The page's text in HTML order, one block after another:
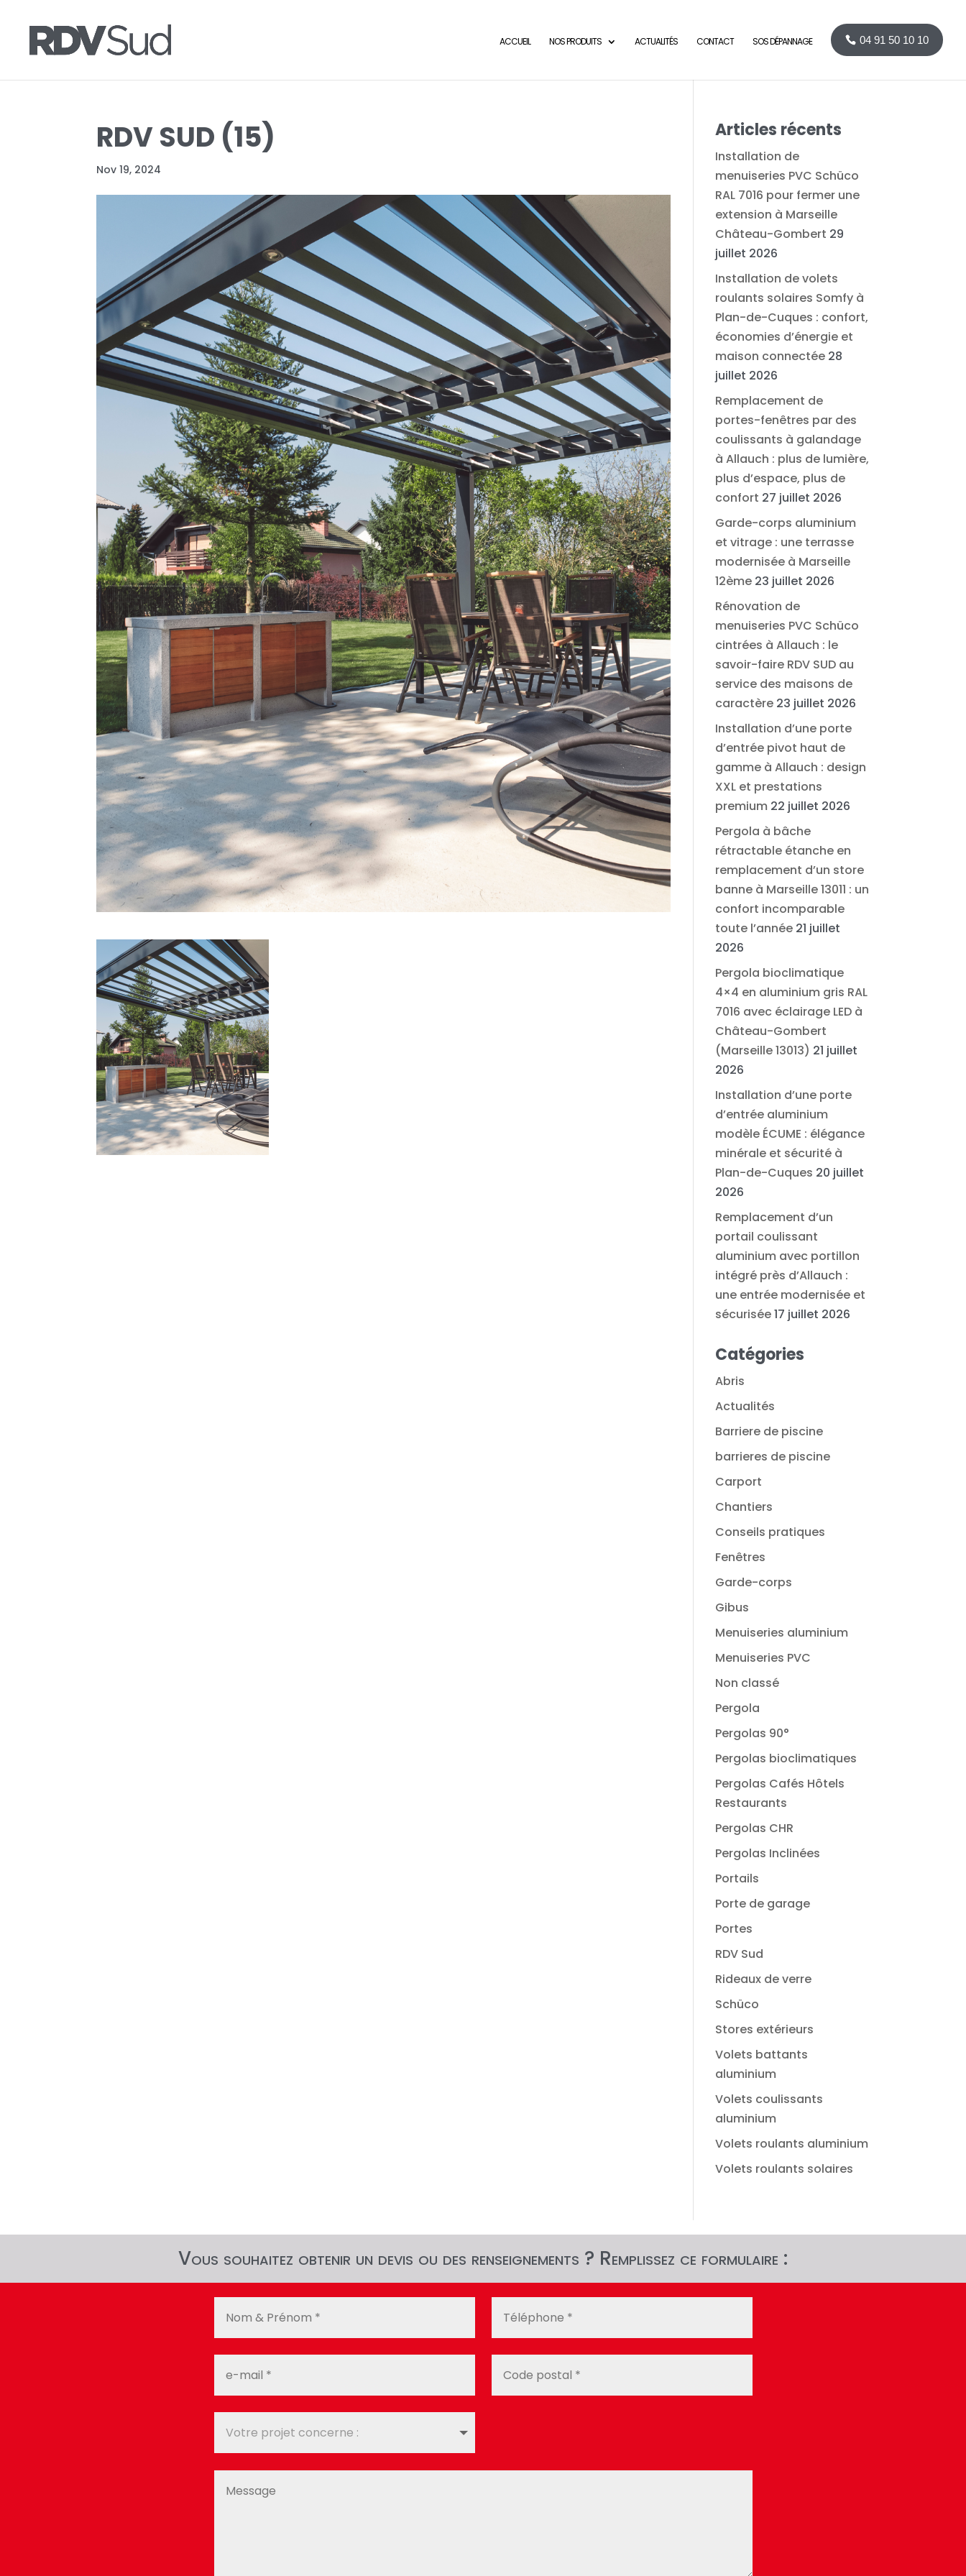
ACCUEIL NOS PRODUITS ACTUALITÉS CONTACT SOS DÉPANNAGE 04 91 50 10 10
RDV SUD (15)
Nov 19, 2024
Articles récents
Installation de
menuiseries PVC Schüco
RAL 7016 pour fermer une
extension à Marseille
Château-Gombert 29
juillet 2026
Installation de volets
roulants solaires Somfy à
Plan-de-Cuques : confort,
économies d’énergie et
maison connectée 28
juillet 2026
Remplacement de
portes-fenêtres par des
coulissants à galandage
à Allauch : plus de lumière,
plus d’espace, plus de
confort 27 juillet 2026
Garde-corps aluminium
et vitrage : une terrasse
modernisée à Marseille
12ème 23 juillet 2026
Rénovation de
menuiseries PVC Schüco
cintrées à Allauch : le
savoir-faire RDV SUD au
service des maisons de
caractère 23 juillet 2026
Installation d’une porte
d’entrée pivot haut de
gamme à Allauch : design
XXL et prestations
premium 22 juillet 2026
Pergola à bâche
rétractable étanche en
remplacement d’un store
banne à Marseille 13011 : un
confort incomparable
toute l’année 21 juillet
2026
Pergola bioclimatique
4×4 en aluminium gris RAL
7016 avec éclairage LED à
Château-Gombert
(Marseille 13013) 21 juillet
2026
Installation d’une porte
d’entrée aluminium
modèle ÉCUME : élégance
minérale et sécurité à
Plan-de-Cuques 20 juillet
2026
Remplacement d’un
portail coulissant
aluminium avec portillon
intégré près d’Allauch :
une entrée modernisée et
sécurisée17 juillet 2026
Catégories
Abris
Actualités
Barriere de piscine
barrieres de piscine
Carport
Chantiers
Conseils pratiques
Fenêtres
Garde-corps
Gibus
Menuiseries aluminium
Menuiseries PVC
Non classé
Pergola
Pergolas 90°
Pergolas bioclimatiques
Pergolas Cafés Hôtels
Restaurants
Pergolas CHR
Pergolas Inclinées
Portails
Porte de garage
Portes
RDV Sud
Rideaux de verre
Schüco
Stores extérieurs
Volets battants
aluminium
Volets coulissants
aluminium
Volets roulants aluminium
Volets roulants solaires
Vous souhaitez obtenir un devis ou des renseignements ? Remplissez ce formulaire :